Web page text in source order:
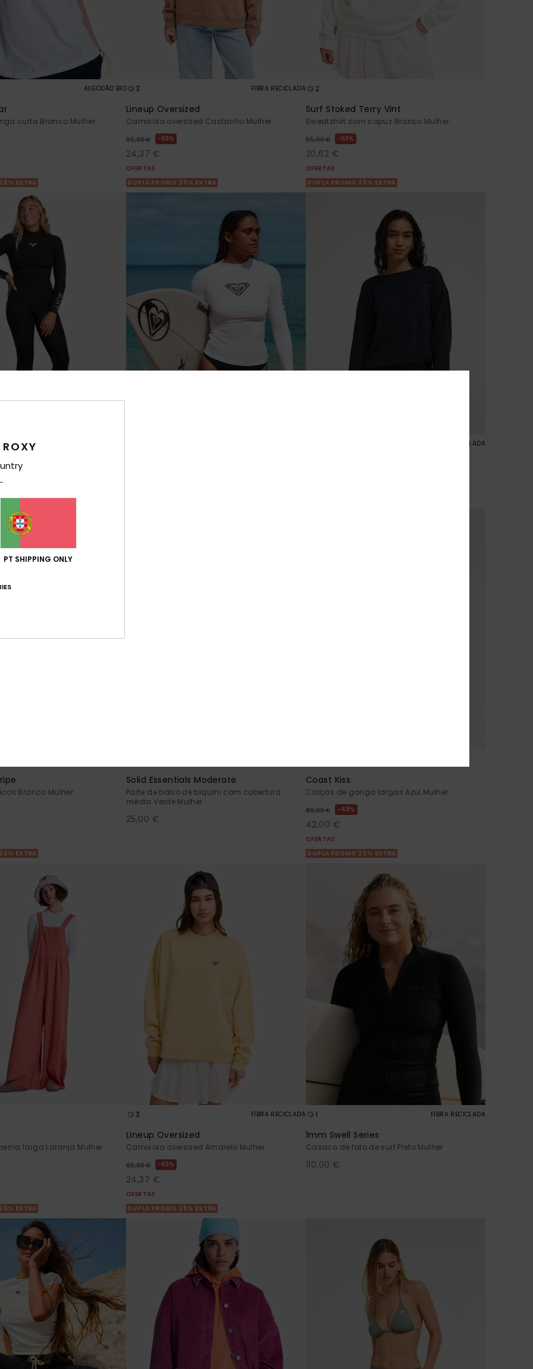
ALGODÃO BIO
curta Branco Mulher
EXTRA
3 FIBRA RECICLADA
Lineup Oversized
Camisola oversized Castanho Mulher
65,00 € 63%
24,37 €
OFERTAS
DUPLA PROMO 25% EXTRA
2
Surf Stoked Terry Vint
Sweatshirt com capuz Branco Mulher
55,00 € 63%
20,62 €
OFERTAS
DUPLA PROMO 25% EXTRA
FIBRA RECICLADA
Branco Mulher
EXTRA
Solid Essentials Moderate
Parte de baixo de biquíni com cobertura
média Verde Mulher
25,00 €
Coast Kiss
Calças de ganga largas Azul Mulher
80,00 € 48%
42,00 €
OFERTAS
DUPLA PROMO 25% EXTRA
larga Laranja Mulher
EXTRA
3 FIBRA RECICLADA
Lineup Oversized
Camisola oversized Amarelo Mulher
65,00 € 63%
24,37 €
OFERTAS
DUPLA PROMO 25% EXTRA
1 FIBRA RECICLADA
1mm Swell Series
Casaco de fato de surf Preto Mulher
110,00 €
PT SHIPPING ONLY